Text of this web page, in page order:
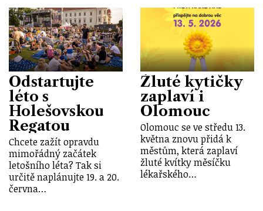
Odstartujte
léto s
Holešovskou
Regatou
Chcete zažít opravdu
mimořádný začátek
letošního léta? Tak si
určitě naplánujte 19. a 20.
června…
Žluté kytičky
zaplaví i
Olomouc
Olomouc se ve středu 13.
května znovu přidá k
městům, která zaplaví
žluté kvítky měsíčku
lékařského…